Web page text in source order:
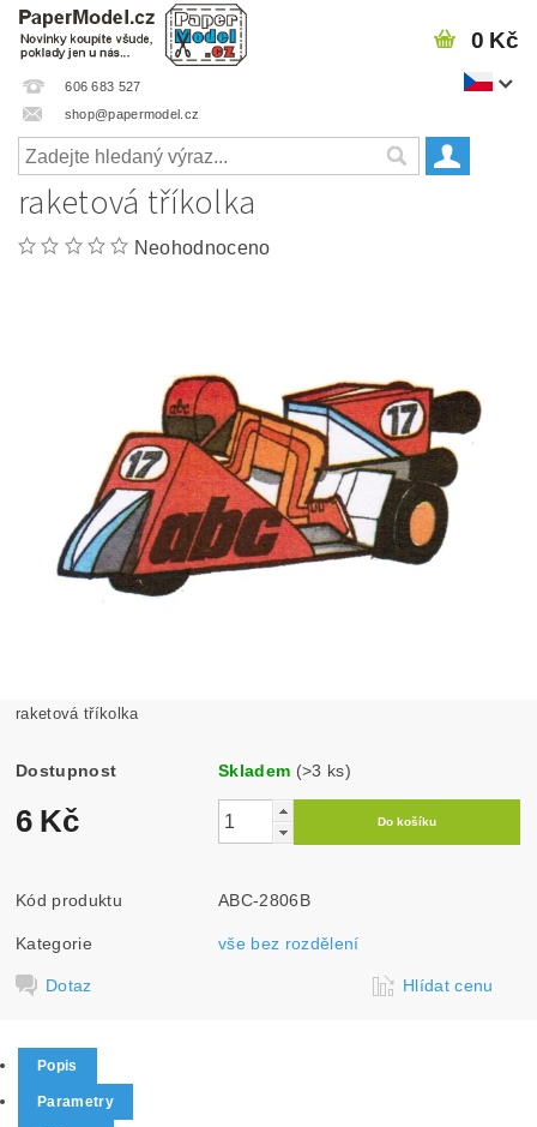
606 683 527
shop@papermodel.cz
0 Kč
raketová tříkolka
Neohodnoceno
raketová tříkolka
Dostupnost Skladem (>3 ks)
6 Kč
Kód produktu ABC-2806B
Kategorie vše bez rozdělení
Dotaz Hlídat cenu
Popis
Parametry